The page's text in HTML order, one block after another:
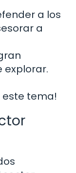
a los
a
explorar.
este tema!